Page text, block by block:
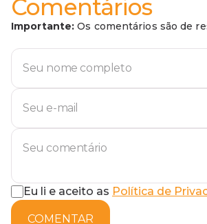
Comentários
Importante: Os comentários são de
Eu li e aceito as Política de
COMENTAR